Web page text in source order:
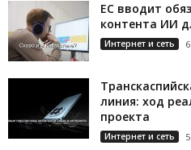
ЕС вводит
контента ИИ
Интернет и сеть
линия: ход
проекта
Интернет и сеть